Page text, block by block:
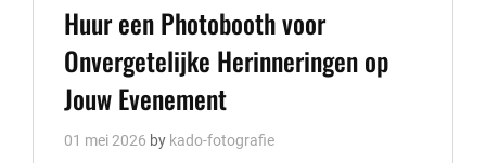
Links
Huur een Photobooth voor
Onvergetelijke Herinneringen op
Jouw Evenement
01 mei 2026 by kado-fotografie